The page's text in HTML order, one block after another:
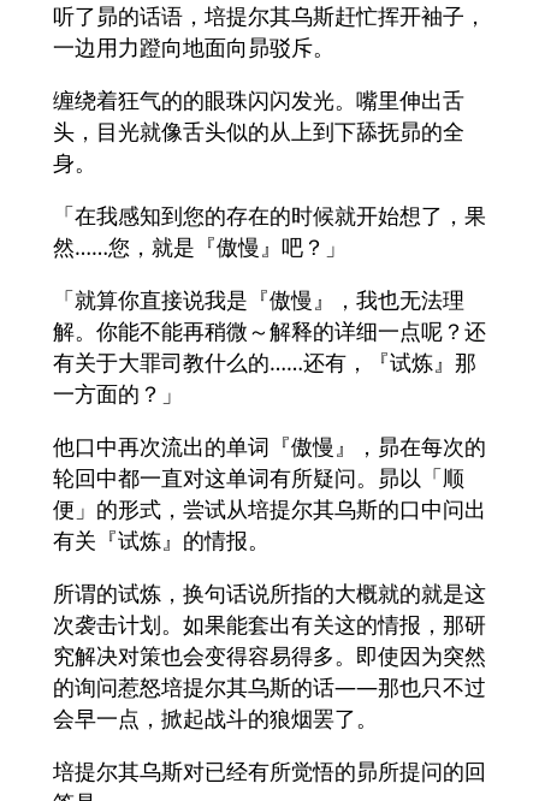
听了昴的话语，培提尔其乌斯赶忙挥开袖子，
一边用力蹬向地面向昴驳斥。
缠绕着狂气的的眼珠闪闪发光。嘴里伸出舌
头，目光就像舌头似的从上到下舔抚昴的全
身。
「在我感知到您的存在的时候就开始想了，果
然……您，就是『傲慢』吧？」
「就算你直接说我是『傲慢』，我也无法理
解。你能不能再稍微～解释的详细一点呢？还
有关于大罪司教什么的……还有，『试炼』那
一方面的？」
他口中再次流出的单词『傲慢』，昴在每次的
轮回中都一直对这单词有所疑问。昴以「顺
便」的形式，尝试从培提尔其乌斯的口中问出
有关『试炼』的情报。
所谓的试炼，换句话说所指的大概就的就是这
次袭击计划。如果能套出有关这的情报，那研
究解决对策也会变得容易得多。即使因为突然
的询问惹怒培提尔其乌斯的话——那也只不过
会早一点，掀起战斗的狼烟罢了。
培提尔其乌斯对已经有所觉悟的昴所提问的回